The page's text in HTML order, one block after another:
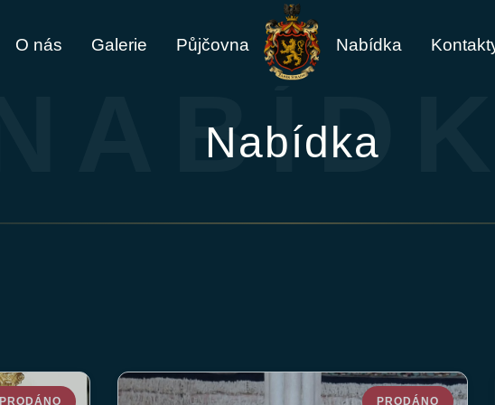
O nás Galerie Půjčovna Nabídka
Nabídka
PRODÁNO PRODÁNO